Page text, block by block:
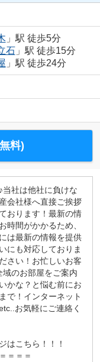
」駅 徒歩5分
石」駅 徒歩15分
」駅 徒歩24分
料)
社は他社に負けな
会社様へ直接ご挨拶
おります！最新の情
時間がかかるため、
は最新の情報を提供
にも対応しておりま
さい！お忙しいお客
のお部屋をご案内
かな？と悩む前にお
で！インターネット
お気軽にご連絡く
はこちら！！！
＝＝＝